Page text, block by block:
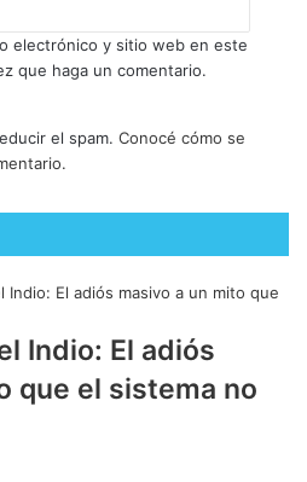
electrónico y sitio web en este
que haga un comentario.
el spam. Conocé cómo se
Indio: El adiós
que el sistema no